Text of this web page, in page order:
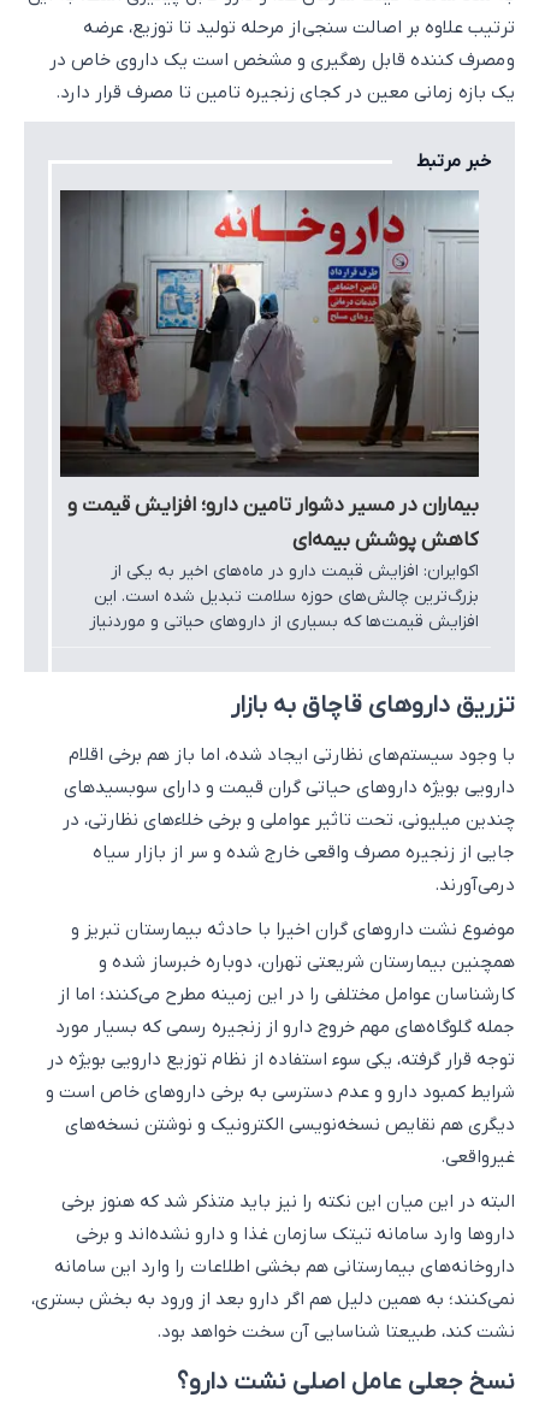
ترتیب علاوه بر اصالت سنجی از مرحله تولید تا توزیع، عرضه
و مصرف کننده قابل رهگیری و مشخص است یک داروی خاص در
یک بازه زمانی معین در کجای زنجیره تامین تا مصرف قرار دارد.
خبر مرتبط
بیماران در مسیر دشوار تامین دارو؛ افزایش قیمت و
کاهش پوشش بیمه‌ای
اکوایران: افزایش قیمت دارو در ماه‌های اخیر به یکی از
بزرگ‌ترین چالش‌های حوزه سلامت تبدیل شده است. این
افزایش قیمت‌ها که بسیاری از داروهای حیاتی و موردنیاز
آسیب‌پذیر وارد کرده و دسترسی آنان به خدمات درمانی را
محدود کرده است. در حالی که بیمه‌ها نیز به دلیل ناترازی
منابع، از جبران این هزینه‌ها ناتوان‌اند، بیماران بیش از پیش
در معرض آسیب‌های مالی و جانی قرار گرفته‌اند.
تزریق داروهای قاچاق به بازار
با وجود سیستم‌های نظارتی ایجاد شده، اما باز هم برخی اقلام
دارویی بویژه داروهای حیاتی گران قیمت و دارای سوبسیدهای
چندین میلیونی، تحت تاثیر عواملی و برخی خلاء‌های نظارتی، در
جایی از زنجیره مصرف واقعی خارج شده و سر از بازار سیاه
درمی‌آورند.
موضوع نشت داروهای گران اخیرا با حادثه بیمارستان تبریز و
همچنین بیمارستان شریعتی تهران، دوباره خبرساز شده و
کارشناسان عوامل مختلفی را در این زمینه مطرح می‌کنند؛ اما از
جمله گلوگاه‌های مهم خروج دارو از زنجیره رسمی که بسیار مورد
توجه قرار گرفته، یکی سوء استفاده از نظام توزیع دارویی بویژه در
شرایط کمبود دارو و عدم دسترسی به برخی داروهای خاص است و
دیگری هم نقایص نسخه‌نویسی الکترونیک و نوشتن نسخه‌های
غیرواقعی.
البته در این میان این نکته را نیز باید متذکر شد که هنوز برخی
داروها وارد سامانه تیتک سازمان غذا و دارو نشده‌اند و برخی
داروخانه‌های بیمارستانی هم بخشی اطلاعات را وارد این سامانه
نمی‌کنند؛ به همین دلیل هم اگر دارو بعد از ورود به بخش بستری،
نشت کند، طبیعتا شناسایی آن سخت خواهد بود.
نسخ جعلی عامل اصلی نشت دارو؟